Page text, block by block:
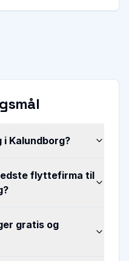
i Kalundborg?
flyttefirma til
gratis og